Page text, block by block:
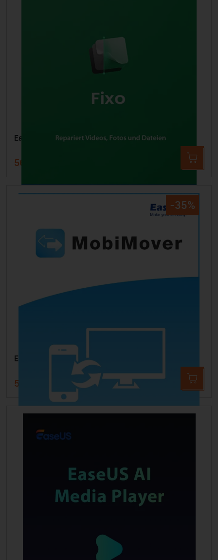
EaseUS Fixo
56,99 €
-35%
EaseUS MobiMover Pro
57,99 € 89,94 €